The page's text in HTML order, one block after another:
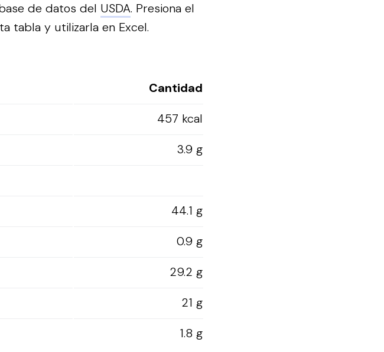
de datos del USDA. Presiona el
tabla y utilizarla en Excel.
Cantidad
457 kcal
3.9 g
44.1 g
0.9 g
29.2 g
21 g
1.8 g